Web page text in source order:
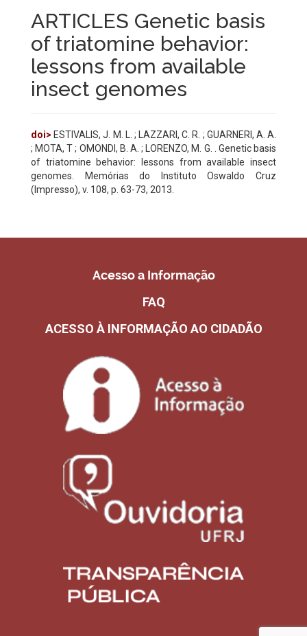
ARTICLES Genetic basis
of triatomine behavior:
lessons from available
insect genomes
doi>ESTIVALIS, J. M. L. ; LAZZARI, C. R. ; GUARNERI, A. A.
; MOTA, T ; OMONDI, B. A. ; LORENZO, M. G. . Genetic basis
of triatomine behavior: lessons from available insect
genomes. Memórias do Instituto Oswaldo Cruz
(Impresso), v. 108, p. 63-73, 2013.
Acesso a Informação
FAQ
ACESSO À INFORMAÇÃO AO CIDADÃO